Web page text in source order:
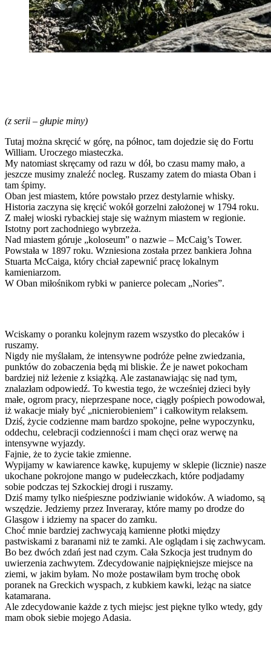
(z serii – głupie miny)
Tutaj można skręcić w górę, na północ, tam dojedzie się do Fortu
William. Uroczego miasteczka.
My natomiast skręcamy od razu w dół, bo czasu mamy mało, a
jeszcze musimy znaleźć nocleg. Ruszamy zatem do miasta Oban i
tam śpimy.
Oban jest miastem, które powstało przez destylarnie whisky.
Historia zaczyna się kręcić wokół gorzelni założonej w 1794 roku.
Z małej wioski rybackiej staje się ważnym miastem w regionie.
Istotny port zachodniego wybrzeża.
Nad miastem góruje „koloseum” o nazwie – McCaig’s Tower.
Powstała w 1897 roku. Wzniesiona została przez bankiera Johna
Stuarta McCaiga, który chciał zapewnić pracę lokalnym
kamieniarzom.
W Oban miłośnikom rybki w panierce polecam „Nories”.
Wciskamy o poranku kolejnym razem wszystko do plecaków i
ruszamy.
Nigdy nie myślałam, że intensywne podróże pełne zwiedzania,
punktów do zobaczenia będą mi bliskie. Że je nawet pokocham
bardziej niż leżenie z książką. Ale zastanawiając się nad tym,
znalazłam odpowiedź. To kwestia tego, że wcześniej dzieci były
małe, ogrom pracy, nieprzespane noce, ciągły pośpiech powodował,
iż wakacje miały być „nicnierobieniem” i całkowitym relaksem.
Dziś, życie codzienne mam bardzo spokojne, pełne wypoczynku,
oddechu, celebracji codzienności i mam chęci oraz werwę na
intensywne wyjazdy.
Fajnie, że to życie takie zmienne.
Wypijamy w kawiarence kawkę, kupujemy w sklepie (licznie) nasze
ukochane pokrojone mango w pudełeczkach, które podjadamy
sobie podczas tej Szkockiej drogi i ruszamy.
Dziś mamy tylko nieśpieszne podziwianie widoków. A wiadomo, są
wszędzie. Jedziemy przez Inveraray, które mamy po drodze do
Glasgow i idziemy na spacer do zamku.
Choć mnie bardziej zachwycają kamienne płotki między
pastwiskami z baranami niż te zamki. Ale oglądam i się zachwycam.
Bo bez dwóch zdań jest nad czym. Cała Szkocja jest trudnym do
uwierzenia zachwytem. Zdecydowanie najpiękniejsze miejsce na
ziemi, w jakim byłam. No może postawiłam bym trochę obok
poranek na Greckich wyspach, z kubkiem kawki, leżąc na siatce
katamarana.
Ale zdecydowanie każde z tych miejsc jest piękne tylko wtedy, gdy
mam obok siebie mojego Adasia.